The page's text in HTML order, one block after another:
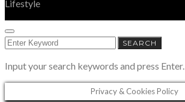
Lifestyle
SEARCH
FOR:
SEARCH
Input your search keywords and press Enter.
Privacy & Cookies Policy